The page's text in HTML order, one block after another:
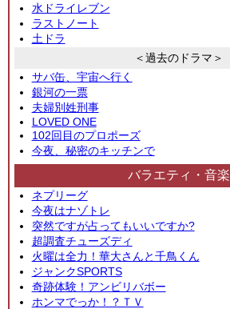
水ドライレブン
ラストノート
土ドラ
＜過去のドラマ＞
サバ缶、宇宙へ行く
銀河の一票
夫婦別姓刑事
LOVED ONE
102回目のプロポーズ
今夜、秘密のキッチンで
バラエティ・音楽
ネプリーグ
今夜はナゾトレ
突然ですが占ってもいいですか?
超調査チューズディ
火曜は全力！華大さんと千鳥くん
ジャンクSPORTS
奇跡体験！アンビリバボー
ホンマでっか！？ＴＶ